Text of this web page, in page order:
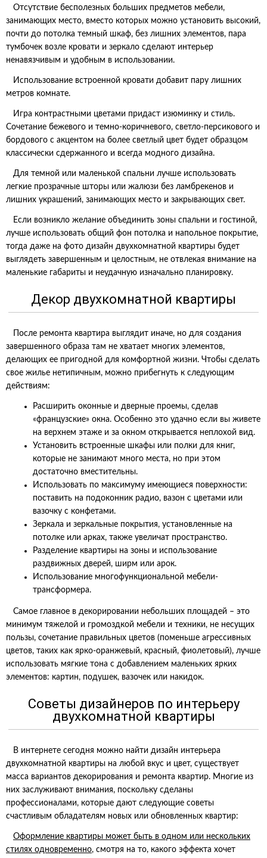
Отсутствие бесполезных больших предметов мебели,
занимающих место, вместо которых можно установить высокий,
почти до потолка темный шкаф, без лишних элементов, пара
тумбочек возле кровати и зеркало сделают интерьер
ненавязчивым и удобным в использовании.
Использование встроенной кровати добавит пару лишних
метров комнате.
Игра контрастными цветами придаст изюминку и стиль.
Сочетание бежевого и темно-коричневого, светло-персикового и
бордового с акцентом на более светлый цвет будет образцом
классически сдержанного и всегда модного дизайна.
Для темной или маленькой спальни лучше использовать
легкие прозрачные шторы или жалюзи без ламбрекенов и
лишних украшений, занимающих место и закрывающих свет.
Если возникло желание объединить зоны спальни и гостиной,
лучше использовать общий фон потолка и напольное покрытие,
тогда даже на фото дизайн двухкомнатной квартиры будет
выглядеть завершенным и целостным, не отвлекая внимание на
маленькие габариты и неудачную изначально планировку.
Декор двухкомнатной квартиры
После ремонта квартира выглядит иначе, но для создания
завершенного образа там не хватает многих элементов,
делающих ее пригодной для комфортной жизни. Чтобы сделать
свое жилье нетипичным, можно прибегнуть к следующим
действиям:
Расширить оконные и дверные проемы, сделав
«французские» окна. Особенно это удачно если вы живете
на верхнем этаже и за окном открывается неплохой вид.
Установить встроенные шкафы или полки для книг,
которые не занимают много места, но при этом
достаточно вместительны.
Использовать по максимуму имеющиеся поверхности:
поставить на подоконник радио, вазон с цветами или
вазочку с конфетами.
Зеркала и зеркальные покрытия, установленные на
потолке или арках, также увеличат пространство.
Разделение квартиры на зоны и использование
раздвижных дверей, ширм или арок.
Использование многофункциональной мебели-
трансформера.
Самое главное в декорировании небольших площадей – это
минимум тяжелой и громоздкой мебели и техники, не несущих
пользы, сочетание правильных цветов (поменьше агрессивных
цветов, таких как ярко-оранжевый, красный, фиолетовый), лучше
использовать мягкие тона с добавлением маленьких ярких
элементов: картин, подушек, вазочек или накидок.
Советы дизайнеров по интерьеру
двухкомнатной квартиры
В интернете сегодня можно найти дизайн интерьера
двухкомнатной квартиры на любой вкус и цвет, существует
масса вариантов декорирования и ремонта квартир. Многие из
них заслуживают внимания, поскольку сделаны
профессионалами, которые дают следующие советы
счастливым обладателям новых или обновленных квартир:
Оформление квартиры может быть в одном или нескольких
стилях одновременно, смотря на то, какого эффекта хочет